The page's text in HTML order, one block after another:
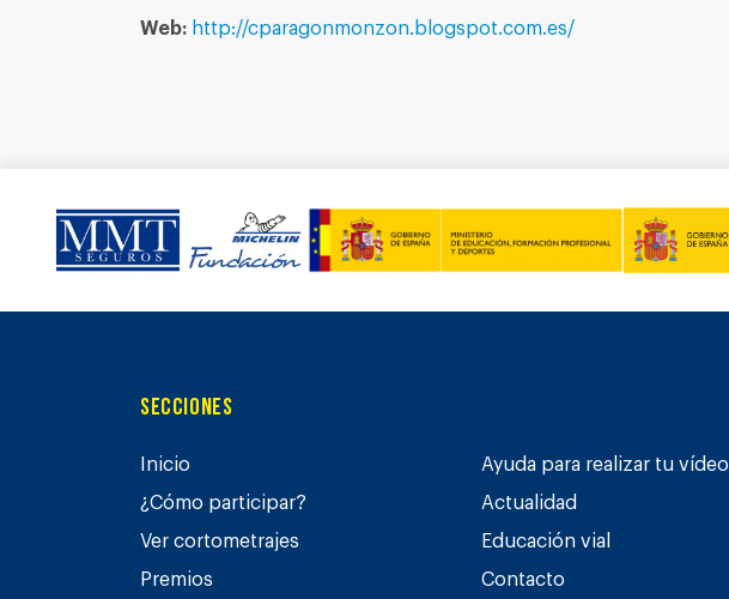
Web: http://cparagonmonzon.blogspot.com.es/
Secciones
Inicio
¿Cómo participar?
Ver cortometrajes
Premios
Ayuda para realizar tu vídeo
Actualidad
Educación vial
Contacto